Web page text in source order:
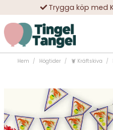
Trygga köp med
10 000-tals
Hem Högtider 🦞 Kräftskiva